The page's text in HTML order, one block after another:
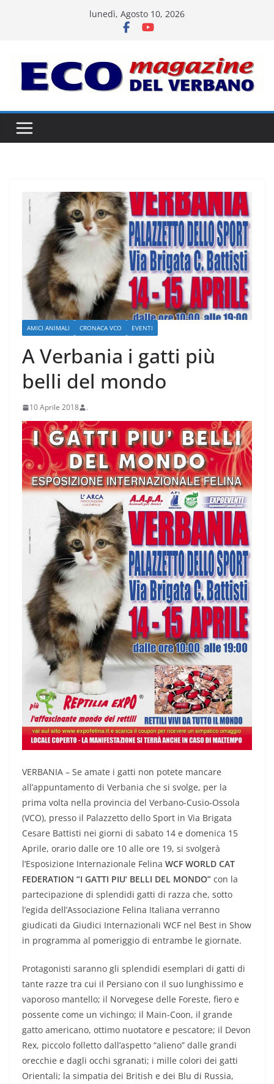
lunedì, Agosto 10, 2026
AMICI ANIMALI CRONACA VCO EVENTI
A Verbania i gatti più
belli del mondo
10 Aprile 2018 .
VERBANIA – Se amate i gatti non potete mancare
all’appuntamento di Verbania che si svolge, per la
prima volta nella provincia del Verbano-Cusio-Ossola
(VCO), presso il Palazzetto dello Sport in Via Brigata
Cesare Battisti nei giorni di sabato 14 e domenica 15
Aprile, orario dalle ore 10 alle ore 19, si svolgerà
l’Esposizione Internazionale Felina WCF WORLD CAT
FEDERATION “I GATTI PIU’ BELLI DEL MONDO” con la
partecipazione di splendidi gatti di razza che, sotto
l’egida dell’Associazione Felina Italiana verranno
giudicati da Giudici Internazionali WCF nel Best in Show
in programma al pomeriggio di entrambe le giornate.
Protagonisti saranno gli splendidi esemplari di gatti di
tante razze tra cui il Persiano con il suo lunghissimo e
vaporoso mantello; il Norvegese delle Foreste, fiero e
possente come un vichingo; il Main-Coon, il grande
gatto americano, ottimo nuotatore e pescatore; il Devon
Rex, piccolo folletto dall’aspetto “alieno” dalle grandi
orecchie e dagli occhi sgranati; i mille colori dei gatti
Orientali; la simpatia dei British e dei Blu di Russia,